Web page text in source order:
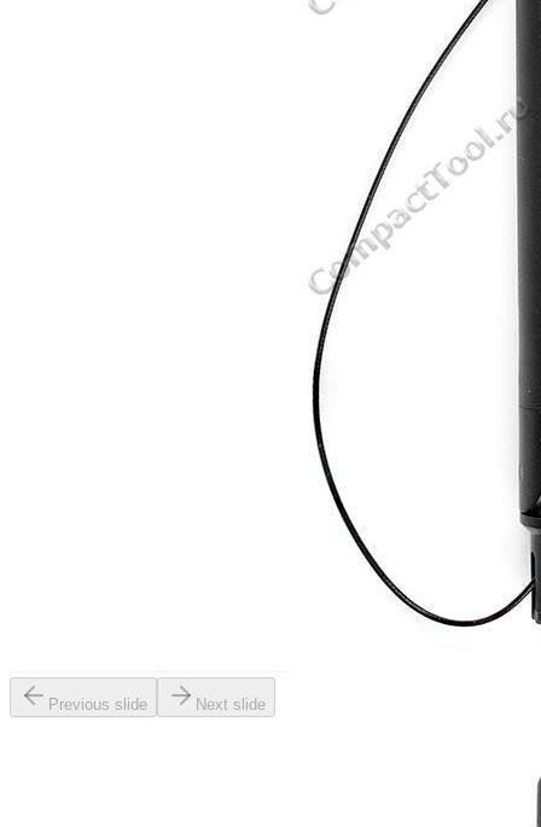
Previous slide Next slide